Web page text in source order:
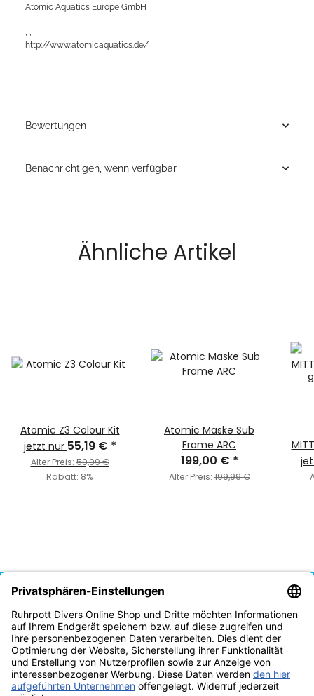
Atomic Aquatics Europe GmbH
http://www.atomicaquatics.de/
Bewertungen
Benachrichtigen, wenn verfügbar
Ähnliche Artikel
Atomic Z3 Colour Kit
jetzt nur 55,19 € *
Alter Preis:59,99 €
Rabatt: 8%
Atomic Maske Sub
Frame ARC
199,00 € *
Alter Preis:199,99 €
Vertrag widerrufen